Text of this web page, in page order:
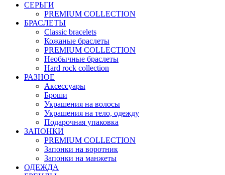
СЕРЬГИ
PREMIUM COLLECTION
БРАСЛЕТЫ
Classic bracelets
Кожаные браслеты
PREMIUM COLLECTION
Необычные браслеты
Hard rock collection
РАЗНОЕ
Аксессуары
Броши
Украшения на волосы
Украшения на тело, одежду
Подарочная упаковка
ЗАПОНКИ
PREMIUM COLLECTION
Запонки на воротник
Запонки на манжеты
ОДЕЖДА